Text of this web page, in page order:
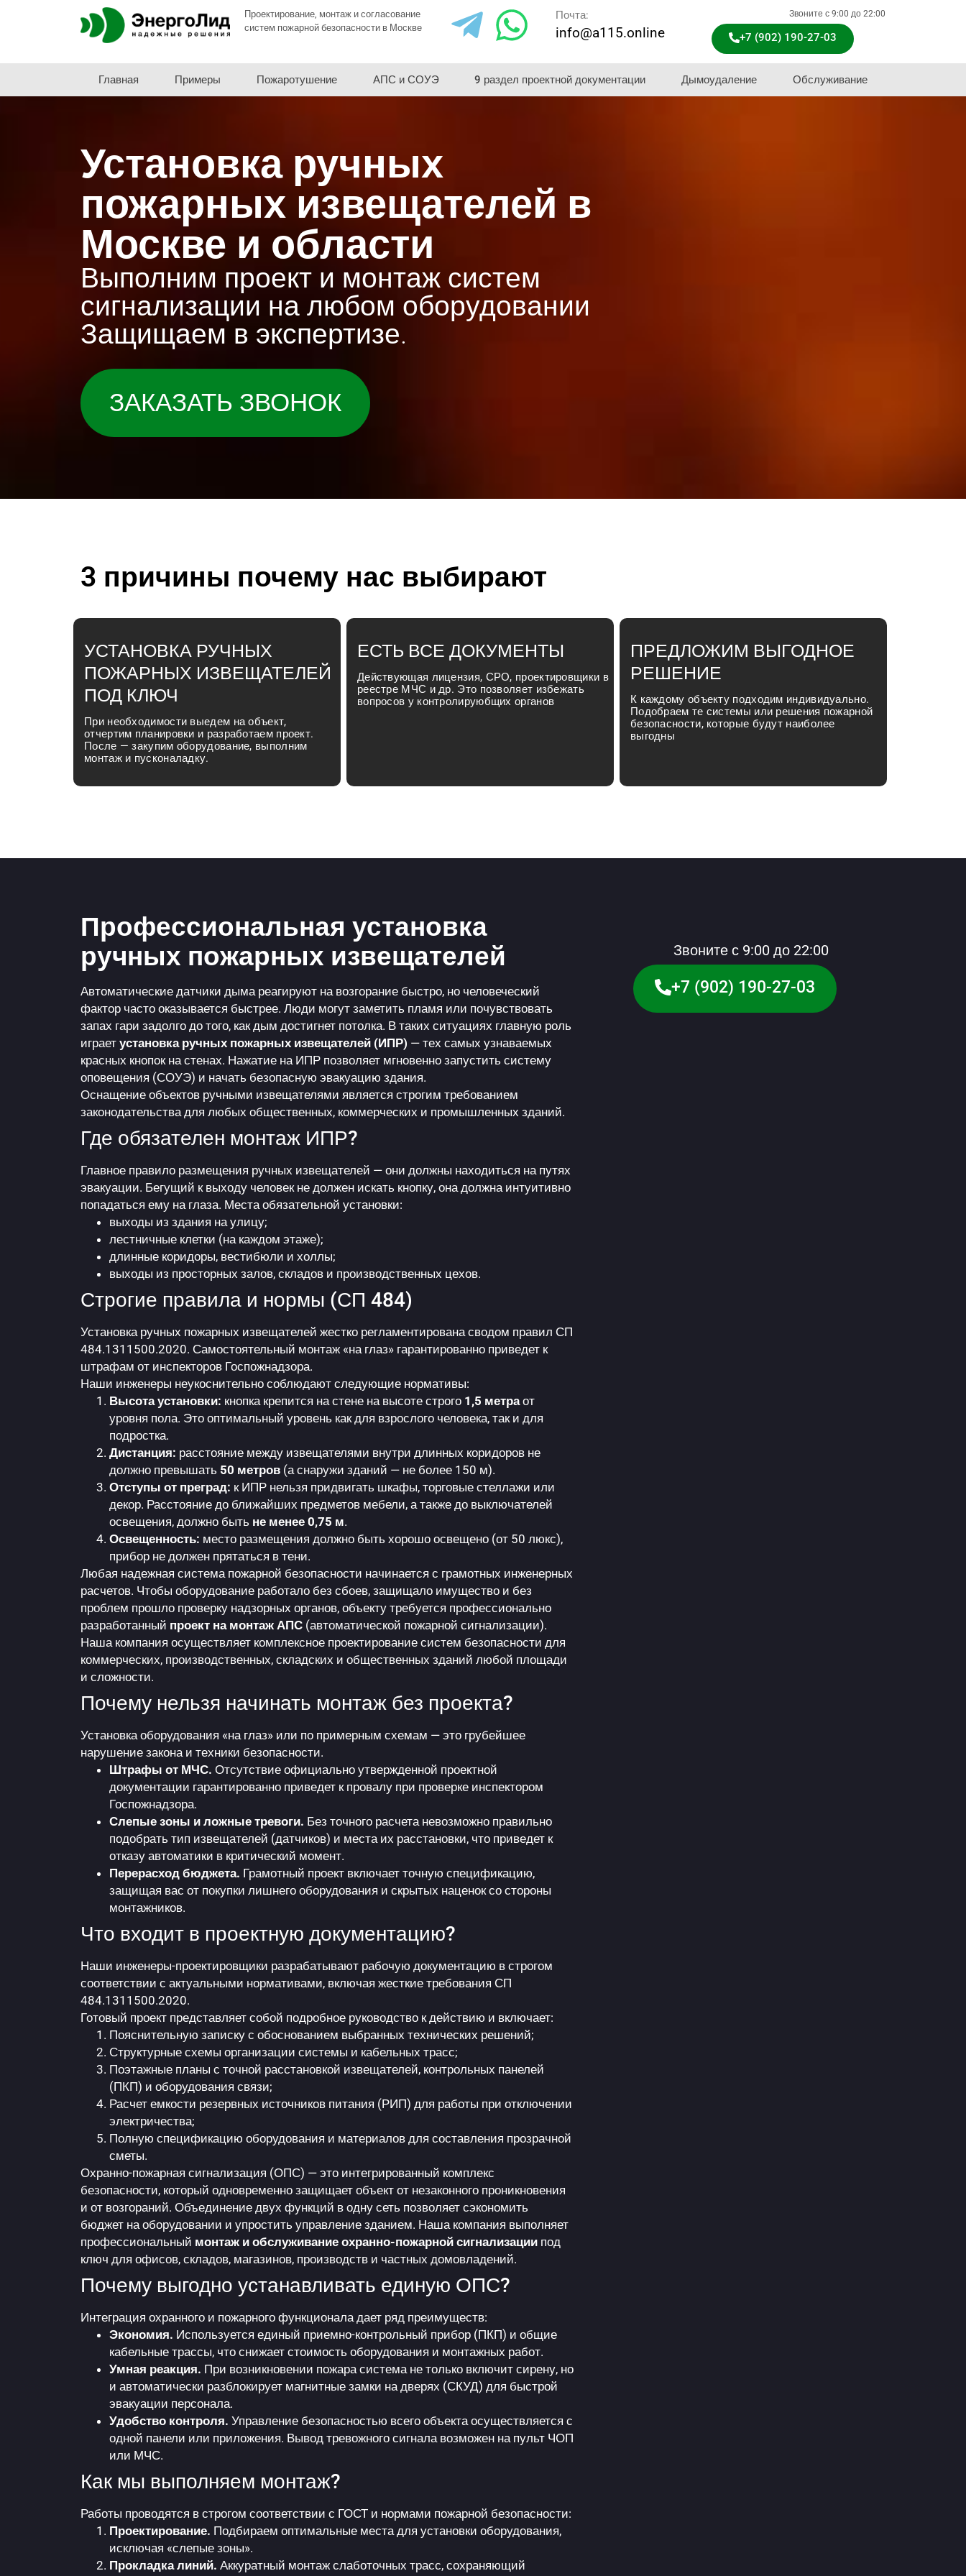
Проектирование, монтаж и согласование
систем пожарной безопасности в Москве
Почта:
info@a115.online
Звоните с 9:00 до 22:00
+7 (902) 190-27-03
Главная Примеры Пожаротушение АПС и СОУЭ 9 раздел проектной документации Дымоудаление Обслуживание
Установка ручных
пожарных извещателей в
Москве и области
Выполним проект и монтаж систем
сигнализации на любом оборудовании
Защищаем в экспертизе.
ЗАКАЗАТЬ ЗВОНОК
3 причины почему нас выбирают
УСТАНОВКА РУЧНЫХ
ПОЖАРНЫХ ИЗВЕЩАТЕЛЕЙ
ПОД КЛЮЧ
При необходимости выедем на объект,
отчертим планировки и разработаем проект.
После — закупим оборудование, выполним
монтаж и пусконаладку.
ЕСТЬ ВСЕ ДОКУМЕНТЫ
Действующая лицензия, СРО, проектировщики в
реестре МЧС и др. Это позволяет избежать
вопросов у контролируюбщих органов
ПРЕДЛОЖИМ ВЫГОДНОЕ
РЕШЕНИЕ
К каждому объекту подходим индивидуально.
Подобраем те системы или решения пожарной
безопасности, которые будут наиболее
выгодны
Профессиональная установка
ручных пожарных извещателей
Автоматические датчики дыма реагируют на возгорание быстро, но человеческий
фактор часто оказывается быстрее. Люди могут заметить пламя или почувствовать
запах гари задолго до того, как дым достигнет потолка. В таких ситуациях главную роль
играет установка ручных пожарных извещателей (ИПР) — тех самых узнаваемых
красных кнопок на стенах. Нажатие на ИПР позволяет мгновенно запустить систему
оповещения (СОУЭ) и начать безопасную эвакуацию здания.
Оснащение объектов ручными извещателями является строгим требованием
законодательства для любых общественных, коммерческих и промышленных зданий.
Где обязателен монтаж ИПР?
Главное правило размещения ручных извещателей — они должны находиться на путях
эвакуации. Бегущий к выходу человек не должен искать кнопку, она должна интуитивно
попадаться ему на глаза. Места обязательной установки:
выходы из здания на улицу;
лестничные клетки (на каждом этаже);
длинные коридоры, вестибюли и холлы;
выходы из просторных залов, складов и производственных цехов.
Строгие правила и нормы (СП 484)
Установка ручных пожарных извещателей жестко регламентирована сводом правил СП
484.1311500.2020. Самостоятельный монтаж «на глаз» гарантированно приведет к
штрафам от инспекторов Госпожнадзора.
Наши инженеры неукоснительно соблюдают следующие нормативы:
Высота установки: кнопка крепится на стене на высоте строго 1,5 метраот
уровня пола. Это оптимальный уровень как для взрослого человека, так и для
подростка.
Дистанция: расстояние между извещателями внутри длинных коридоров не
должно превышать 50 метров (а снаружи зданий — не более 150 м).
Отступы от преград: к ИПР нельзя придвигать шкафы, торговые стеллажи или
декор. Расстояние до ближайших предметов мебели, а также до выключателей
освещения, должно быть не менее 0,75 м.
Освещенность: место размещения должно быть хорошо освещено (от 50 люкс),
прибор не должен прятаться в тени.
Любая надежная система пожарной безопасности начинается с грамотных инженерных
расчетов. Чтобы оборудование работало без сбоев, защищало имущество и без
проблем прошло проверку надзорных органов, объекту требуется профессионально
разработанный проект на монтаж АПС (автоматической пожарной сигнализации).
Наша компания осуществляет комплексное проектирование систем безопасности для
коммерческих, производственных, складских и общественных зданий любой площади
и сложности.
Почему нельзя начинать монтаж без проекта?
Установка оборудования «на глаз» или по примерным схемам — это грубейшее
нарушение закона и техники безопасности.
Штрафы от МЧС. Отсутствие официально утвержденной проектной
документации гарантированно приведет к провалу при проверке инспектором
Госпожнадзора.
Слепые зоны и ложные тревоги. Без точного расчета невозможно правильно
подобрать тип извещателей (датчиков) и места их расстановки, что приведет к
отказу автоматики в критический момент.
Перерасход бюджета. Грамотный проект включает точную спецификацию,
защищая вас от покупки лишнего оборудования и скрытых наценок со стороны
монтажников.
Что входит в проектную документацию?
Наши инженеры-проектировщики разрабатывают рабочую документацию в строгом
соответствии с актуальными нормативами, включая жесткие требования СП
484.1311500.2020.
Готовый проект представляет собой подробное руководство к действию и включает:
Пояснительную записку с обоснованием выбранных технических решений;
Структурные схемы организации системы и кабельных трасс;
Поэтажные планы с точной расстановкой извещателей, контрольных панелей
(ПКП) и оборудования связи;
Расчет емкости резервных источников питания (РИП) для работы при отключении
электричества;
Полную спецификацию оборудования и материалов для составления прозрачной
сметы.
Охранно-пожарная сигнализация (ОПС) — это интегрированный комплекс
безопасности, который одновременно защищает объект от незаконного проникновения
и от возгораний. Объединение двух функций в одну сеть позволяет сэкономить
бюджет на оборудовании и упростить управление зданием. Наша компания выполняет
профессиональный монтаж и обслуживание охранно-пожарной сигнализации под
ключ для офисов, складов, магазинов, производств и частных домовладений.
Почему выгодно устанавливать единую ОПС?
Интеграция охранного и пожарного функционала дает ряд преимуществ:
Экономия. Используется единый приемно-контрольный прибор (ПКП) и общие
кабельные трассы, что снижает стоимость оборудования и монтажных работ.
Умная реакция. При возникновении пожара система не только включит сирену, но
и автоматически разблокирует магнитные замки на дверях (СКУД) для быстрой
эвакуации персонала.
Удобство контроля. Управление безопасностью всего объекта осуществляется с
одной панели или приложения. Вывод тревожного сигнала возможен на пульт ЧОП
или МЧС.
Как мы выполняем монтаж?
Работы проводятся в строгом соответствии с ГОСТ и нормами пожарной безопасности:
Проектирование. Подбираем оптимальные места для установки оборудования,
исключая «слепые зоны».
Прокладка линий. Аккуратный монтаж слаботочных трасс, сохраняющий
Звоните с 9:00 до 22:00
+7 (902) 190-27-03